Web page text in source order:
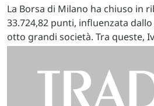
La Borsa di Milano ha chiuso in
33.724,82 punti, influenzata
otto grandi società. Tra queste,